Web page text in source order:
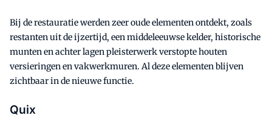
Bij de restauratie werden zeer oude elementen ontdekt, zoals
restanten uit de ijzertijd, een middeleeuwse kelder, historische
munten en achter lagen pleisterwerk verstopte houten
versieringen en vakwerkmuren. Al deze elementen blijven
zichtbaar in de nieuwe functie.
Quix